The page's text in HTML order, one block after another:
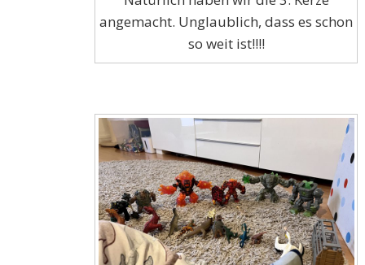
angemacht. Unglaublich, dass es schon
so weit ist!!!!